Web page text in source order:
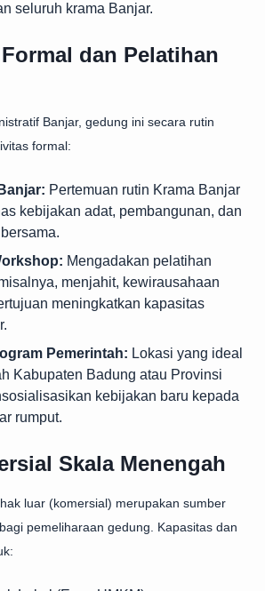
seluruh krama Banjar.
dan Pelatihan
Banjar, gedung ini secara rutin
formal:
Pertemuan rutin Krama Banjar
kebijakan adat, pembangunan, dan
Mengadakan pelatihan
menjahit, kewirausahaan
meningkatkan kapasitas
Pemerintah: Lokasi yang ideal
Kabupaten Badung atau Provinsi
kebijakan baru kepada
rumput.
Skala Menengah
luar (komersial) merupakan sumber
pemeliharaan gedung. Kapasitas dan